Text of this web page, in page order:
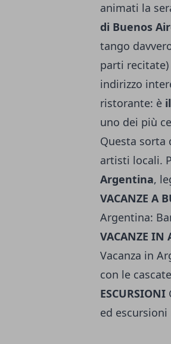
animati la
di Buenos
tango
parti
indirizzo
ristorante: è
uno dei più
Questa sorta
artisti locali.
Argentina,
VACANZE A
Argentina:
VACANZE IN
Vacanza in
con le
ESCURSIONI
ed escursioni